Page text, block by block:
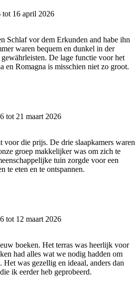
16 april 2026
Schlaf vor dem Erkunden and habe ihn
waren bequem en dunkel in der
De lage functie voor het
en Romagna is misschien niet zo groot.
tot 21 maart 2026
voor die prijs. De drie slaapkamers waren
groep makkelijker was om zich te
tuin zorgde voor een
te eten en te ontspannen.
tot 12 maart 2026
boeken. Het terras was heerlijk voor
had alles wat we nodig hadden om
Het was gezellig en ideaal, anders dan
ik eerder heb geprobeerd.